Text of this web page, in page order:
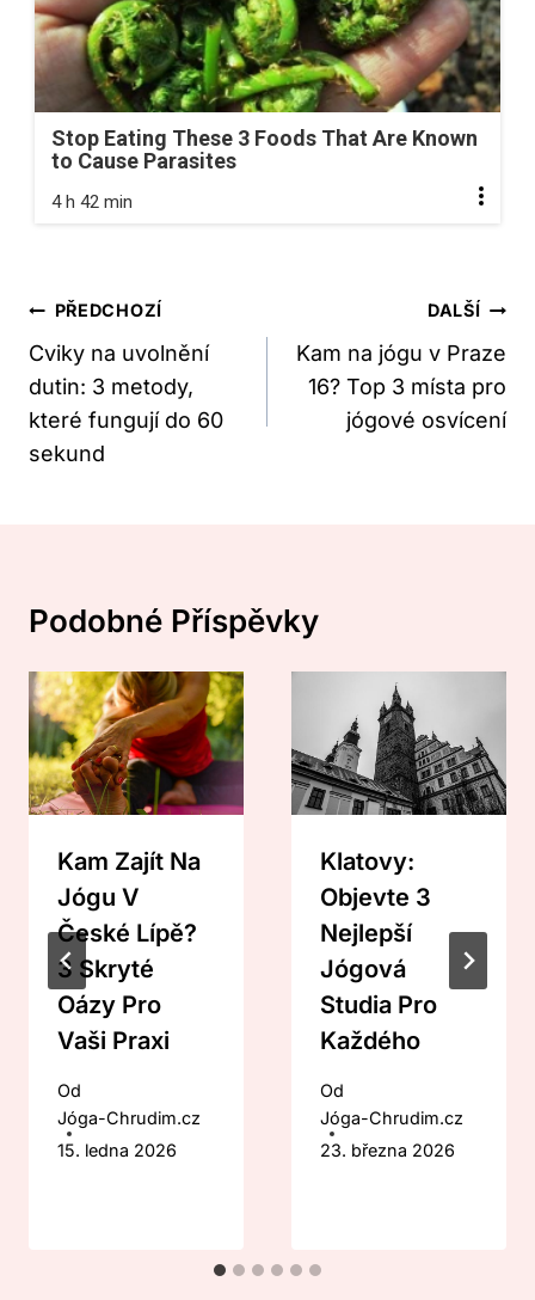
Stop Eating These 3 Foods That Are Known
to Cause Parasites
4 h 42 min
Navigace
Pro
Příspěvek
PŘEDCHOZÍ
Cviky na uvolnění
dutin: 3 metody,
které fungují do 60
sekund
DALŠÍ
Kam na jógu v Praze
16? Top 3 místa pro
jógové osvícení
Podobné Příspěvky
Kam Zajít Na
Jógu V
České Lípě?
3 Skryté
Oázy Pro
Vaši Praxi
Od
Jóga-Chrudim.cz
15. ledna 2026
Klatovy:
Objevte 3
Nejlepší
Jógová
Studia Pro
Každého
Od
Jóga-Chrudim.cz
23. března 2026